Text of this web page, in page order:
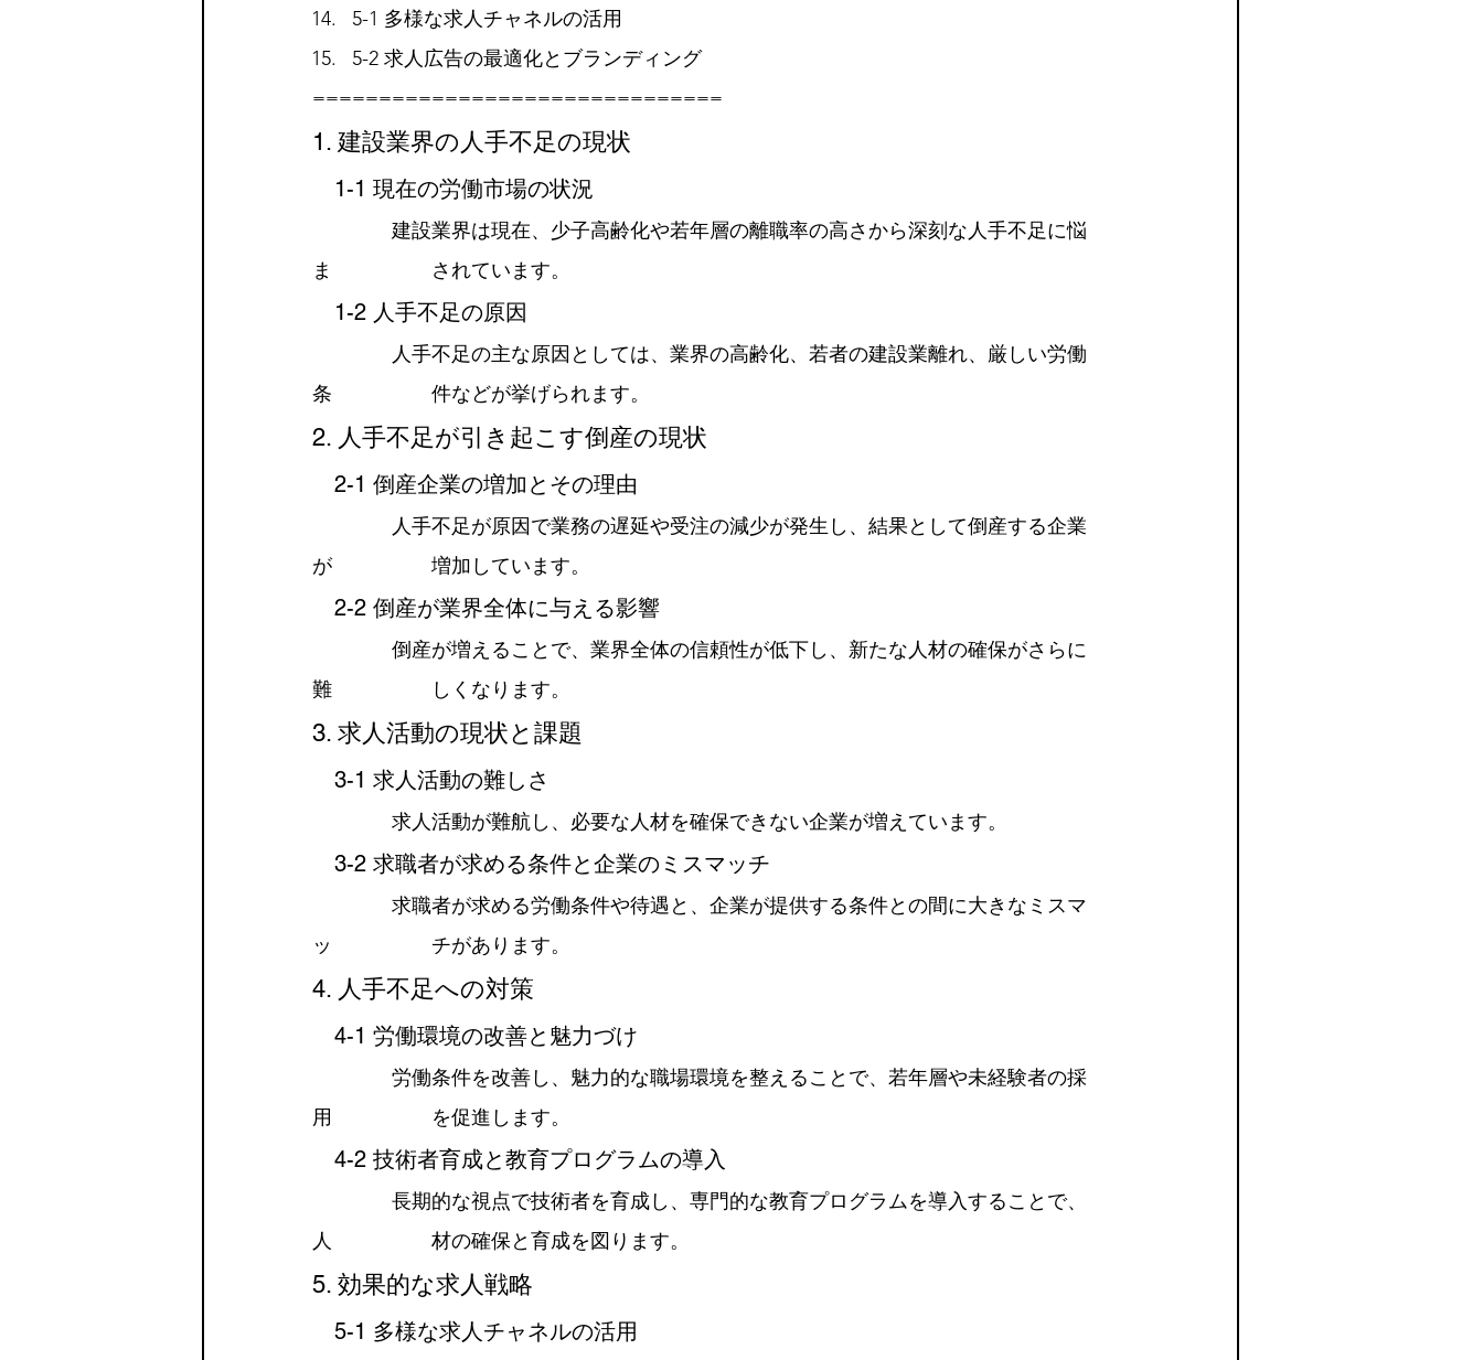
5-1 多様な求人チャネルの活用
5-2 求人広告の最適化とブランディング
===============================
1. 建設業界の人手不足の現状
1-1 現在の労働市場の状況
建設業界は現在、少子高齢化や若年層の離職率の高さから深刻な人手不足に悩
ま　　　　　されています。
1-2 人手不足の原因
人手不足の主な原因としては、業界の高齢化、若者の建設業離れ、厳しい労働
条　　　　　件などが挙げられます。
2. 人手不足が引き起こす倒産の現状
2-1 倒産企業の増加とその理由
人手不足が原因で業務の遅延や受注の減少が発生し、結果として倒産する企業
が　　　　　増加しています。
2-2 倒産が業界全体に与える影響
倒産が増えることで、業界全体の信頼性が低下し、新たな人材の確保がさらに
難　　　　　しくなります。
3. 求人活動の現状と課題
3-1 求人活動の難しさ
求人活動が難航し、必要な人材を確保できない企業が増えています。
3-2 求職者が求める条件と企業のミスマッチ
求職者が求める労働条件や待遇と、企業が提供する条件との間に大きなミスマ
ッ　　　　　チがあります。
4. 人手不足への対策
4-1 労働環境の改善と魅力づけ
労働条件を改善し、魅力的な職場環境を整えることで、若年層や未経験者の採
用　　　　　を促進します。
4-2 技術者育成と教育プログラムの導入
長期的な視点で技術者を育成し、専門的な教育プログラムを導入することで、
人　　　　　材の確保と育成を図ります。
5. 効果的な求人戦略
5-1 多様な求人チャネルの活用